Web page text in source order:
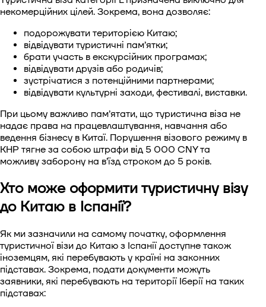
Віза в Сінгапур
Віза до Тайваню
Віза до В'єтнаму
некомерційних цілей. Зокрема, вона дозволяє:
подорожувати територією Китаю;
відвідувати туристичні пам’ятки;
брати участь в екскурсійних програмах;
відвідувати друзів або родичів;
зустрічатися з потенційними партнерами;
відвідувати культурні заходи, фестивалі, виставки.
При цьому важливо пам’ятати, що туристична віза не
надає права на працевлаштування, навчання або
ведення бізнесу в Китаї. Порушення візового режиму в
КНР тягне за собою штрафи від 5 000 CNY та
можливу заборону на в’їзд строком до 5 років.
Хто може оформити туристичну візу
до Китаю в Іспанії?
Як ми зазначили на самому початку, оформлення
туристичної візи до Китаю з Іспанії доступне також
іноземцям, які перебувають у країні на законних
підставах. Зокрема, подати документи можуть
заявники, які перебувають на території Іберії на таких
підставах: